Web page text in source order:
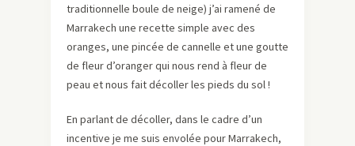
traditionnelle boule de neige) j’ai ramené de
Marrakech une recette simple avec des
oranges, une pincée de cannelle et une goutte
de fleur d’oranger qui nous rend à fleur de
peau et nous fait décoller les pieds du sol !
En parlant de décoller, dans le cadre d’un
incentive je me suis envolée pour Marrakech,